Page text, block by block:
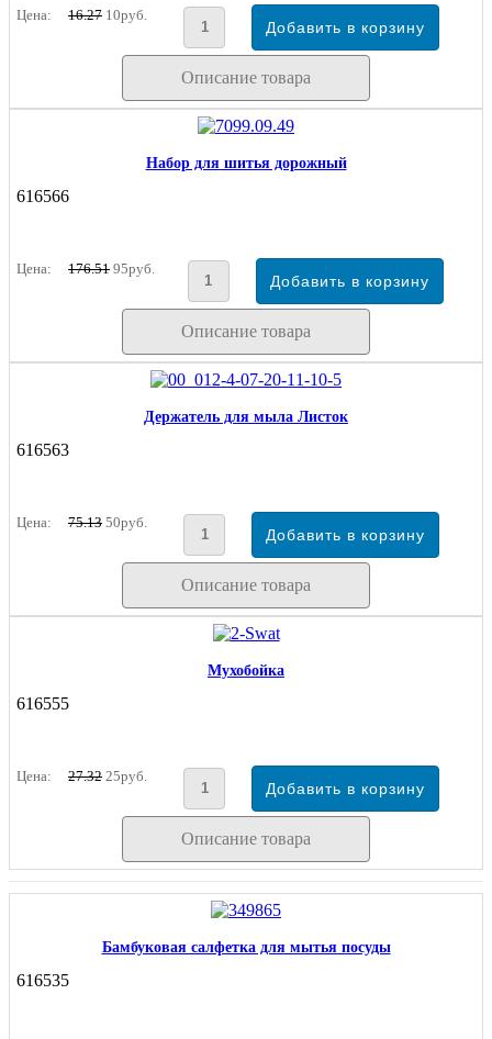
Цена: 16.27 10руб.
Описание товара
Набор для шитья дорожный
616566
Цена: 176.51 95руб.
Описание товара
Держатель для мыла Листок
616563
Цена: 75.13 50руб.
Описание товара
Мухобойка
616555
Цена: 27.32 25руб.
Описание товара
Бамбуковая салфетка для мытья посуды
616535